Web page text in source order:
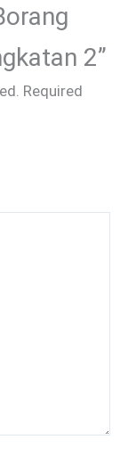
2”
Required